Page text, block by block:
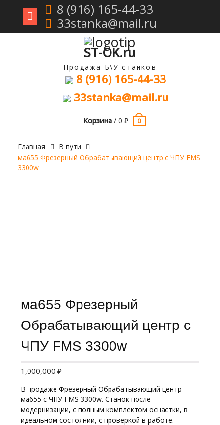
Перейти
8 (916) 165-44-33
33stanka@mail.ru
ST-OK.ru
Продажа Б\У станков
8 (916) 165-44-33
33stanka@mail.ru
Корзина/ 0 ₽ 0
Главная
В пути
ма655 Фрезерный Обрабатывающий центр с ЧПУ FMS
3300w
ма655 Фрезерный
Обрабатывающий центр с
ЧПУ FMS 3300w
1,000,000 ₽
В продаже Фрезерный Обрабатывающий центр
ма655 с ЧПУ FMS 3300w. Станок после
модернизации, с полным комплектом оснастки, в
идеальном состоянии, с проверкой в работе.